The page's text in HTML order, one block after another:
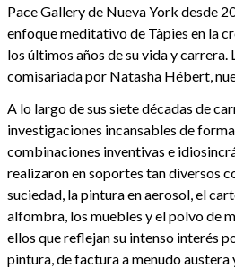
Pace Gallery de Nueva York desde
enfoque meditativo de Tàpies en la
los últimos años de su vida y carrera.
comisariada por Natasha Hébert,
A lo largo de sus siete décadas de
investigaciones incansables de
combinaciones inventivas e
realizaron en soportes tan diversos
suciedad, la pintura en aerosol, el
alfombra, los muebles y el polvo de
ellos que reflejan su intenso interés
pintura, de factura a menudo